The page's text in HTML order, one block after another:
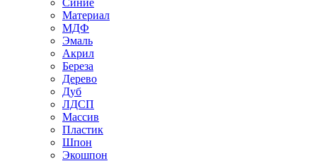
Синие
Материал
МДФ
Эмаль
Акрил
Береза
Дерево
Дуб
ЛДСП
Массив
Пластик
Шпон
Экошпон